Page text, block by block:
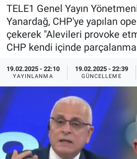
TELE1 Genel Yayın
Yanardağ, CHP'ye yapılan
çekerek "Alevileri provoke
CHP kendi içinde
19.02.2025 - 22:10
YAYINLANMA
19.02.2025 - 22:39
GÜNCELLEME
Dünya
Ege Saati
Ege'den Esintiler
Eğlence
Ekonomi
Spor
Yayın Akışı
İletişim
Son Dakika Haberleri
Haber Arşivi